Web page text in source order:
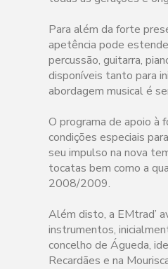
Para além da forte
apetência pode
percussão, guitarra,
disponíveis tanto para
abordagem musical é
O programa de apoio à
condições especiais
seu impulso na nova
tocatas bem como a
2008/2009.
Além disto, a EMtrad’
instrumentos,
concelho de Águeda,
Recardães e na